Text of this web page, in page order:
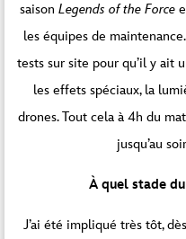
saison Legends of the Force
les équipes de
tests sur site pour qu’il y ait
les effets spéciaux, la
drones. Tout cela à 4h du
jusqu’au
À quel stade
J’ai été impliqué très tôt,